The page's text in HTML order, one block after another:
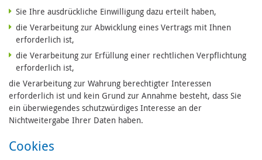
Sie Ihre ausdrückliche Einwilligung dazu erteilt haben,
die Verarbeitung zur Abwicklung eines Vertrags mit Ihnen
erforderlich ist,
die Verarbeitung zur Erfüllung einer rechtlichen Verpflichtung
erforderlich ist,
die Verarbeitung zur Wahrung berechtigter Interessen
erforderlich ist und kein Grund zur Annahme besteht, dass Sie
ein überwiegendes schutzwürdiges Interesse an der
Nichtweitergabe Ihrer Daten haben.
Cookies